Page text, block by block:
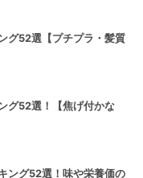
グ52選【プチプラ・髪質
グ52選！【焦げ付かな
ング52選！味や栄養価の